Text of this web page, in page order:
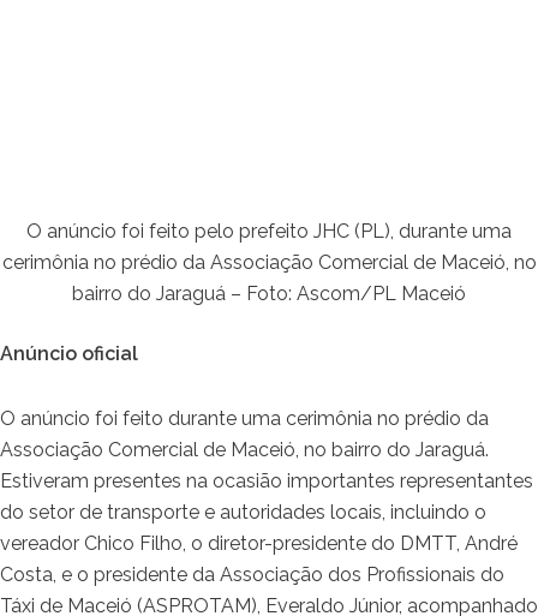
O anúncio foi feito pelo prefeito JHC (PL), durante uma
cerimônia no prédio da Associação Comercial de Maceió, no
bairro do Jaraguá – Foto: Ascom/PL Maceió
Anúncio oficial
O anúncio foi feito durante uma cerimônia no prédio da
Associação Comercial de Maceió, no bairro do Jaraguá.
Estiveram presentes na ocasião importantes representantes
do setor de transporte e autoridades locais, incluindo o
vereador Chico Filho, o diretor-presidente do DMTT, André
Costa, e o presidente da Associação dos Profissionais do
Táxi de Maceió (ASPROTAM), Everaldo Júnior, acompanhado